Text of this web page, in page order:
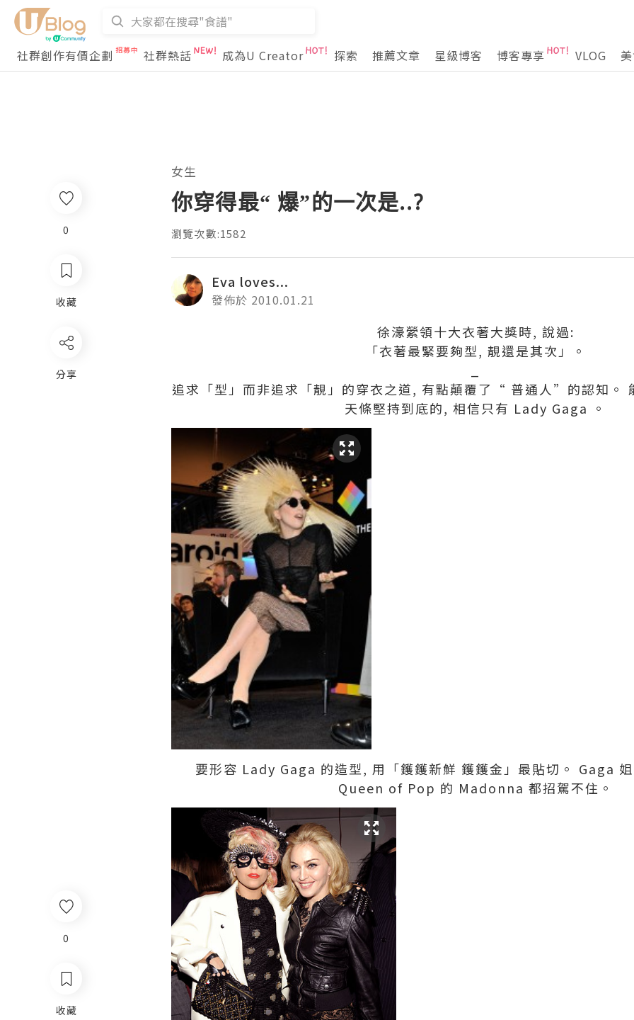
社群創作有價企劃 社群熱話 成為U Creator 探索 推薦文章 星級博客 博客專享 VLOG
0
收藏
女生
你穿得最“ 爆”的一次是..?
瀏覽次數:1582
Eva loves...
發佈於 2010.01.21
徐濠縈領十大衣著大獎時, 說過:
「衣著最緊要夠型, 靚還是其次」。
追求「型」而非追求「靚」的穿衣之道, 有點顛覆了“ 普通人”的認知。
天條堅持到底的, 相信只有 Lady Gaga 。
要形容 Lady Gaga 的造型, 用「鑊鑊新鮮 鑊鑊金」最貼切。 Gaga
Queen of Pop 的 Madonna 都招駕不住。
0
收藏
分享